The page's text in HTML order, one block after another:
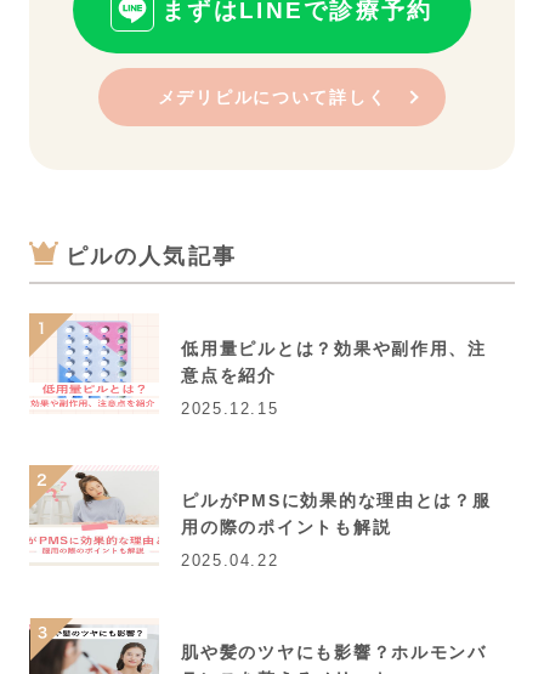
まずはLINEで診療予約
メデリピルについて詳しく
ピルの人気記事
低用量ピルとは？効果や副作用、注
意点を紹介
2025.12.15
ピルがPMSに効果的な理由とは？服
用の際のポイントも解説
2025.04.22
肌や髪のツヤにも影響？ホルモンバ